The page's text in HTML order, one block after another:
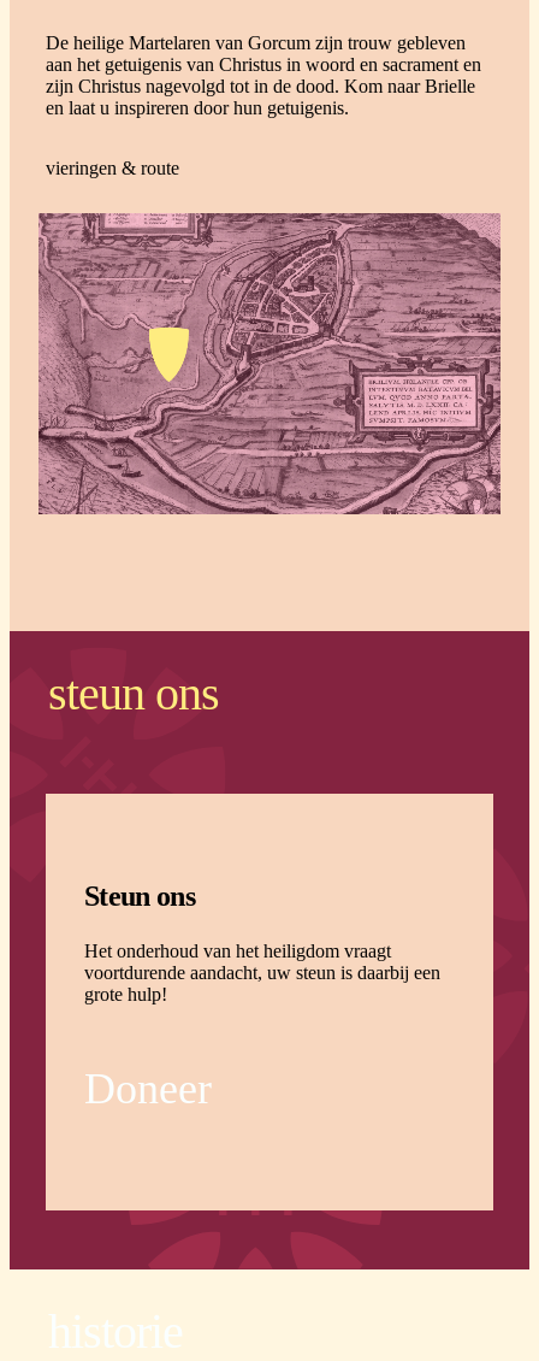
De heilige Martelaren van Gorcum zijn trouw gebleven
aan het getuigenis van Christus in woord en sacrament en
zijn Christus nagevolgd tot in de dood. Kom naar Brielle
en laat u inspireren door hun getuigenis.
vieringen & route
steun ons
Steun ons
Het onderhoud van het heiligdom vraagt
voortdurende aandacht, uw steun is daarbij een
grote hulp!
Doneer
historie